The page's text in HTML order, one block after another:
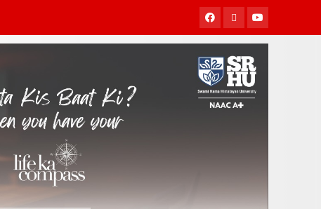
Facebook
TwitterYoutube